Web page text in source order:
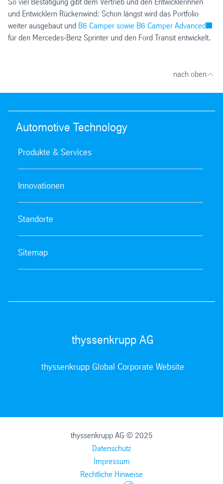
und Entwicklern Rückenwind: Schon längst wird das Portfolio
weiter ausgebaut und B6 Camper sowie B6 Camper Advanced
für den Mercedes-Benz Sprinter und den Ford Transit entwickelt.
nach oben
Automotive Technology
Produkte & Services
Innovationen
Standorte
Sitemap
thyssenkrupp AG
thyssenkrupp Global Corporate Website
thyssenkrupp AG © 2025
Datenschutz
Impressum
Rechtliche Hinweise